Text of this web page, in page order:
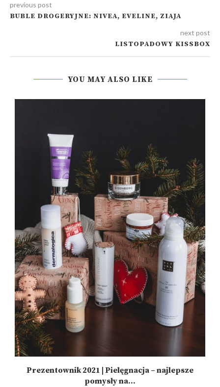
previous post
BUBLE DROGERYJNE: NIVEA, EVELINE, ZIAJA
next post
LISTOPADOWY KISSBOX
YOU MAY ALSO LIKE
Prezentownik 2021 | Pielęgnacja – najlepsze
pomysły na...